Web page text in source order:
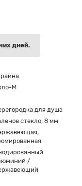
дней.
М
для душа
стекло, 8 мм
/